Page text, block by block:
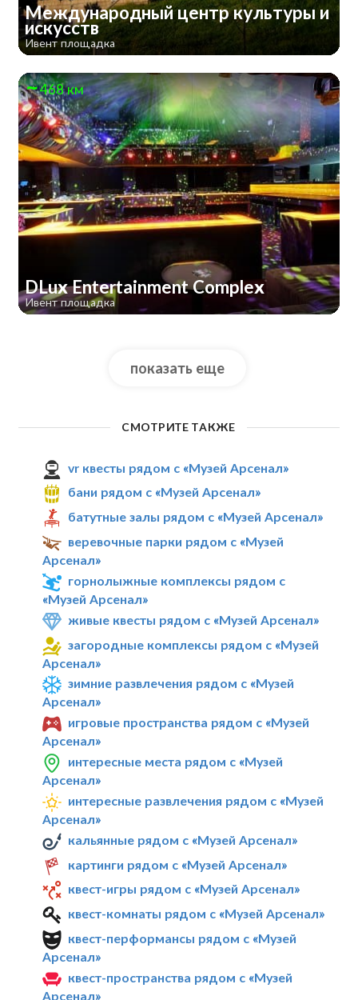
Международный центр культуры и
искусств
Ивент площадка
468 км
DLux Entertainment Complex
Ивент площадка
показать еще
СМОТРИТЕ ТАКЖЕ
vr квесты рядом с «Музей Арсенал»
бани рядом с «Музей Арсенал»
батутные залы рядом с «Музей Арсенал»
веревочные парки рядом с «Музей
Арсенал»
горнолыжные комплексы рядом с
«Музей Арсенал»
живые квесты рядом с «Музей Арсенал»
загородные комплексы рядом с «Музей
Арсенал»
зимние развлечения рядом с «Музей
Арсенал»
игровые пространства рядом с «Музей
Арсенал»
интересные места рядом с «Музей
Арсенал»
интересные развлечения рядом с «Музей
Арсенал»
кальянные рядом с «Музей Арсенал»
картинги рядом с «Музей Арсенал»
квест-игры рядом с «Музей Арсенал»
квест-комнаты рядом с «Музей Арсенал»
квест-перформансы рядом с «Музей
Арсенал»
квест-пространства рядом с «Музей
Арсенал»